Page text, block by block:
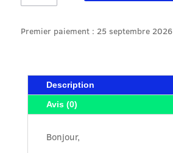
EAZYTraining
AWS
Aout
Premier paiement : 25 septembre 2026
Description
Avis (0)
Bonjour,